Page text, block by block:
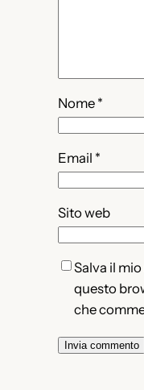
Nome *
Email *
Sito web
Salva il
questo
che